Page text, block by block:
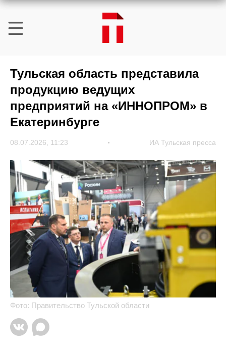
Тульская область представила
продукцию ведущих
предприятий на «ИННОПРОМ» в
Екатеринбурге
08.07.2026, 11:23 ИА Тульская пресса
Фото: Правительство Тульской области